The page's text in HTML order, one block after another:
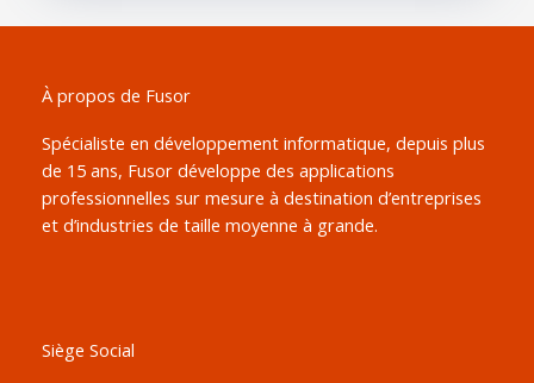
À propos de Fusor
Spécialiste en développement informatique, depuis plus
de 15 ans, Fusor développe des applications
professionnelles sur mesure à destination d’entreprises
et d’industries de taille moyenne à grande.
Siège Social